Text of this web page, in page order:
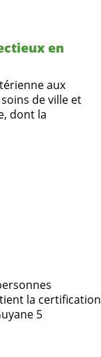
en
aux
de ville et
dont la
la certification
5